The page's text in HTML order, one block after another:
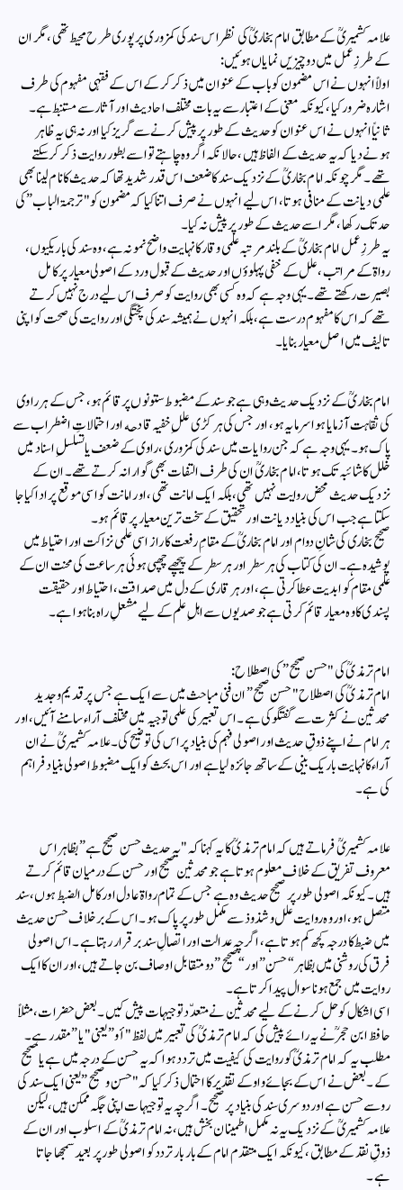
علامہ کشمیریؒ کے مطابق امام بخاریؒ کی نظر اس سند کی کمزوری پر پوری طرح محیط تھی، مگر ان
کے طرزِ عمل میں دو چیزیں نمایاں ہوئیں:
اولاًانہوں نے اس مضمون کو باب کے عنوان میں ذکر کر کے اس کے فقہی مفہوم کی طرف
اشارہ ضرور کیا، کیونکہ معنی کے اعتبار سے یہ بات مختلف احادیث اور آثار سے مستنبط ہے۔
ثانیاًانہوں نے اس عنوان کو حدیث کے طور پر پیش کرنے سے گریز کیا اور نہ ہی یہ ظاہر
ہونے دیا کہ یہ حدیث کے الفاظ ہیں، حالانکہ اگر وہ چاہتے تو اسے بطور روایت ذکر کر سکتے
تھے۔ مگر چونکہ امام بخاریؒ کے نزدیک سند کا ضعف اس قدر شدید تھا کہ حدیث کا نام لینا بھی
علمی دیانت کے منافی ہوتا، اس لیے انہوں نے صرف اتنا کیا کہ مضمون کو "ترجمۃ الباب” کی
حد تک رکھا، مگر اسے حدیث کے طور پر پیش نہ کیا۔
یہ طرزِ عمل امام بخاریؒ کے بلند مرتبہ علمی وقار کا نہایت واضح نمونہ ہے، وہ سند کی باریکیوں،
رواۃ کے مراتب، علل کے خفی پہلوؤں اور حدیث کے قبول و رد کے اصولی معیار پر کامل
بصیرت رکھتے تھے۔ یہی وجہ ہے کہ وہ کسی بھی روایت کو صرف اس لیے درج نہیں کرتے
تھے کہ اس کا مفہوم درست ہے، بلکہ انہوں نے ہمیشہ سند کی پختگی اور روایت کی صحت کو اپنی
تالیف میں اصل معیار بنایا ۔
امام بخاریؒ کے نزدیک حدیث وہی ہے جو سند کے مضبوط ستونوں پر قائم ہو، جس کے ہر راوی
کی ثقاہت آزمایا ہوا سرمایہ ہو، اور جس کی ہر کڑی عللِ خفیہ قادحه اور احتمالاتِ اضطراب سے
پاک ہو۔ یہی وجہ ہے کہ جن روایات میں سند کی کمزوری، راوی کے ضعف یا تسلسلِ اسناد میں
خلل کا شائبہ تک ہوتا، امام بخاریؒ ان کی طرف التفات بھی گوارا نہ کرتے تھے۔ ان کے
نزدیک حدیث محض روايت نہیں تھی، بلکہ ایک امانت تھی، اور امانت کو اسی موقع پر ادا کیا جا
سکتا ہے جب اس کی بنیاد دیانت اور تحقیق کے سخت ترین معیار پر قائم ہو۔
صحیح بخاری کی شانِ دوام اور امام بخاریؒ کے مقامِ رفعت کا راز اسی علمی نزاکت اور احتیاط میں
پوشیدہ ہے۔ ان کی کتاب کی ہر سطر اور ہر سطر کے پیچھے چھپی ہوئی ہر ساعت کی محنت ان کے
علمی مقام کو ابدیت عطا کرتی ہے، اور ہر قاری کے دل میں صداقت، احتیاط اور حقیقت
پسندی کا وہ معیار قائم کرتی ہے جو صدیوں سے اہلِ علم کے لیے مشعلِ راہ بنا ہوا ہے۔
امام ترمذیؒ کی "حسن صحيح” كى اصطلاح:
امام ترمذیؒ کی اصطلاح "حسن صحیح” ان فنی مباحث میں سے ایک ہے جس پر قدیم و جدید
محدثین نے کثرت سے گفتگو کی ہے۔ اس تعبیر کی علمی توجیہ میں مختلف آراء سامنے آئیں، اور
ہر امام نے اپنے ذوقِ حدیث اور اصولی فہم کی بنیاد پر اس کی توضیح کی۔ علامہ کشمیریؒ نے ان
آراء کا نہایت باریک بینی کے ساتھ جائزہ لیا ہے اور اس بحث کو ایک مضبوط اصولی بنیاد فراہم
کی ہے۔
علامہ کشمیریؒ فرماتے ہیں کہ امام ترمذیؒ کا یہ کہنا کہ "یہ حدیث حسن صحیح ہے” بظاہر اس
معروف تفریق کے خلاف معلوم ہوتا ہے جو محدثین صحیح اور حسن کے درمیان قائم کرتے
ہیں۔ کیونکہ اصولی طور پر صحیح حدیث وہ ہے جس کے تمام رواۃ عادل اور کامل الضبط ہوں، سند
متصل ہو، اور وہ روایت علل و شذوذ سے مکمل طور پر پاک ہو۔ اس کے برخلاف حسن حدیث
میں ضبط کا درجہ کچھ کم ہوتا ہے، اگرچہ عدالت اور اتصالِ سند برقرار رہتا ہے۔ اس اصولی
فرق کی روشنی میں بظاہر “حسن” اور “صحیح” دو متقابل اوصاف بن جاتے ہیں، اور ان کا ایک
روایت میں جمع ہونا سوال پیدا کرتا ہے۔
اسی اشکال کو حل کرنے کے لیے محدثین نے متعدّد توجیہات پیش کیں۔بعض حضرات، مثلاً
حافظ ابن حجرؒ نے یہ رائے پیش کی کہ امام ترمذیؒ کی تعبیر میں لفظ "أو” یعنی "یا” مقدر ہے۔
مطلب یہ کہ امام ترمذیؒ کو روایت کی کیفیت میں تردد ہوا کہ یہ حسن کے درجہ میں ہے یا صحیح
کے۔بعض نے اس کے بجائے واو کے تقدیر کا احتمال ذکر کیا کہ "حسن و صحیح” یعنی ایک سند کی
رو سے حسن ہے اور دوسری سند کی بنیاد پر صحیح۔ اگرچہ یہ توجیہات اپنی جگہ ممکن ہیں، لیکن
علامہ کشمیریؒ کے نزدیک یہ نہ مکمل اطمینان بخش ہیں، نہ امام ترمذیؒ کے اسلوب اور ان کے
ذوقِ نقد کے مطابق، کیونکہ ایک متقدم امام کے بار بار تردد کو اصولی طور پر بعید سمجھا جاتا
ہے۔